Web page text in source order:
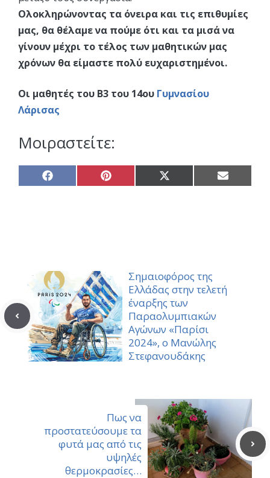
Ολοκληρώνοντας τα όνειρα και τις επιθυμίες
μας, θα θέλαμε να πούμε ότι και τα μισά να
γίνουν μέχρι το τέλος των μαθητικών μας
χρόνων θα είμαστε πολύ ευχαριστημένοι.
Οι μαθητές του Β3 του 14ου Γυμνασίου
Λάρισας
Μοιραστείτε:
Share
on
Share
on
Share
on
Share
on
Σημαιοφόρος της
Ελλάδας στην τελετή
έναρξης των
Παραολυμπιακών
Αγώνων «Παρίσι
2024», ο Μανώλης
Στεφανουδάκης
Πως να
προστατεύσουμε τα
φυτά μας από τις
υψηλές
θερμοκρασίες…